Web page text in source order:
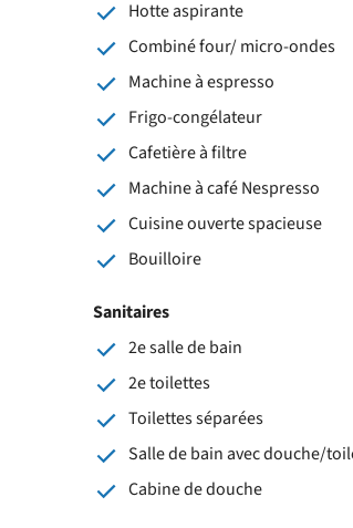
Hotte aspirante
Combiné four/ micro-ondes
Machine à espresso
Frigo-congélateur
Cafetière à filtre
Machine à café Nespresso
Cuisine ouverte spacieuse
Bouilloire
Sanitaires
2e salle de bain
2e toilettes
Toilettes séparées
Salle de bain avec douche/
Cabine de douche